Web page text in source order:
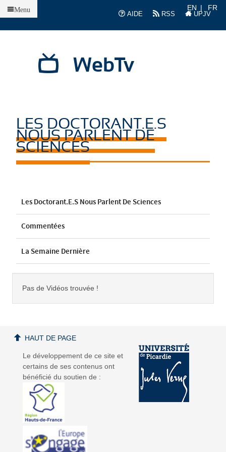
AIDE
RSS UPJV
EN FR
WebTv
Menu
LES DOCTORANT.E.S
NOUS PARLENT DE
SCIENCES
Les Doctorant.e.s Nous Parlent De Sciences
Commentées
La Semaine Dernière
Pas de Vidéos trouvée !
Le développement de ce site et
certains de ses contenus ont
bénéficié du soutien de :
HAUT DE PAGE